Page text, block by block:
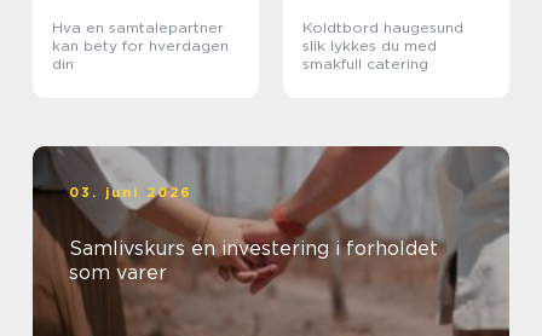
Hva en samtalepartner
kan bety for hverdagen
din
Koldtbord haugesund
slik lykkes du med
smakfull catering
03. juni 2026
Samlivskurs en investering i forholdet
som varer